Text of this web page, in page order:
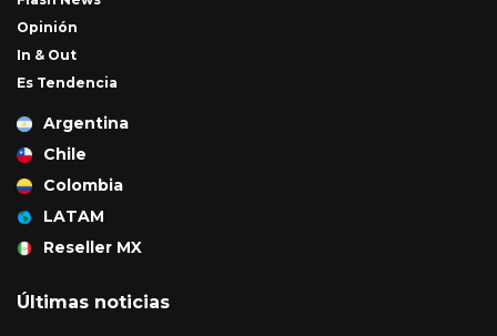
Opinión
In & Out
Es Tendencia
Argentina
Chile
Colombia
LATAM
Reseller MX
Últimas noticias